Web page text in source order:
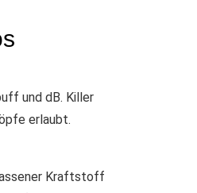
und dB. Killer
erlaubt.
Kraftstoff